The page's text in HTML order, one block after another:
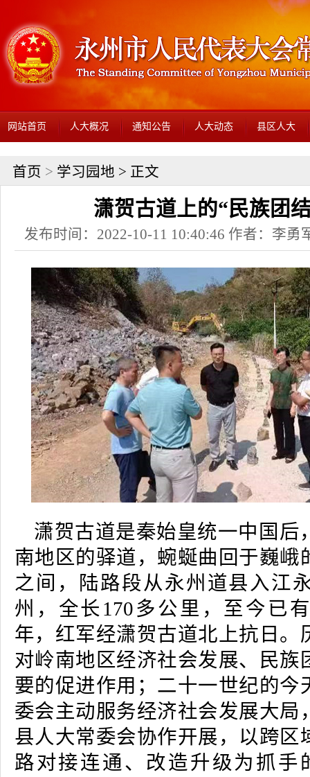
网站首页 人大概况 通知公告 人大动态 县区人大
首页 > 学习园地 > 正文
潇贺古道上的“民族团
发布时间：2022-10-11 10:40:46 作者：李勇
潇贺古道是秦始皇统一中国后
南地区的驿道，蜿蜒曲回于巍峨
之间，陆路段从永州道县入江
州，全长170多公里，至今已
年，红军经潇贺古道北上抗日。
对岭南地区经济社会发展、民族
要的促进作用；二十一世纪的今
委会主动服务经济社会发展大局
县人大常委会协作开展，以跨区
路对接连通、改造升级为抓手